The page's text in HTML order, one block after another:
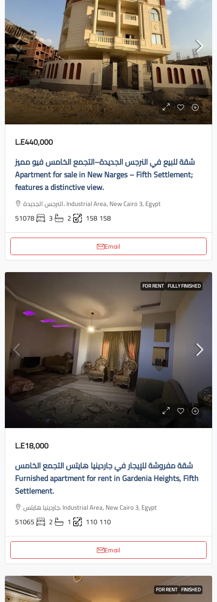
L.E440,000
شقة للبيع في النرجس الجديدة–التجمع الخامس فيو مميز
Apartment for sale in New Narges – Fifth Settlement;
features a distinctive view.
النرجس الجديدة، Industrial Area, New Cairo 3, Egypt
51078 3 2 158158
Email
FOR RENT FULLY FINISHED
L.E18,000
شقة مفروشة للإيجار في جاردينيا هايتس التجمع الخامس
Furnished apartment for rent in Gardenia Heights, Fifth
Settlement.
جاردينيا هايتس، Industrial Area, New Cairo 3, Egypt
51065 2 1 110110
Email
FOR RENT FINISHED